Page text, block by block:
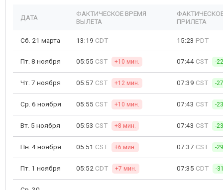
ДАТА
ФАКТИЧЕСКОЕ ВРЕМЯ
ВЫЛЕТА
ПРИЛЕТА
Сб. 21 марта 13:19 CDT 15:23 PDT
Пт. 8 ноября 05:55 CST +10 мин. 07:44 CST -
Чт. 7 ноября 05:57 CST +12 мин. 07:39 CST -
Ср. 6 ноября 05:55 CST +10 мин. 07:43 CST -
Вт. 5 ноября 05:53 CST +8 мин. 07:43 CST -
Пн. 4 ноября 05:51 CST +6 мин. 07:37 CST -
Пт. 1 ноября 05:52 CDT +7 мин. 07:35 CDT -